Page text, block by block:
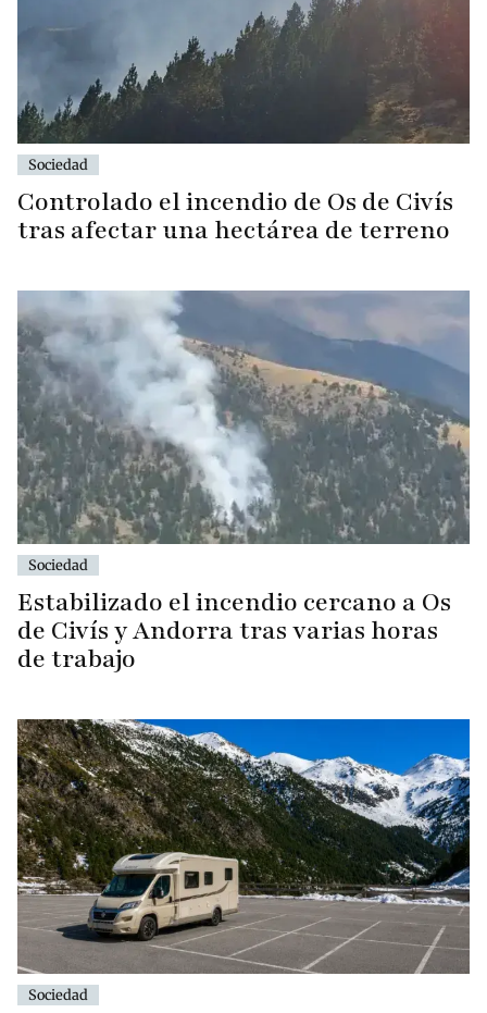
Sociedad
Controlado el incendio de Os de Civís
tras afectar una hectárea de terreno
Sociedad
Estabilizado el incendio cercano a Os
de Civís y Andorra tras varias horas
de trabajo
Sociedad